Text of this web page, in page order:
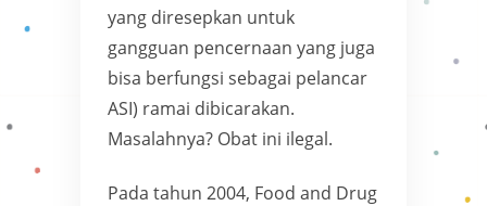
yang diresepkan untuk
gangguan pencernaan yang juga
bisa berfungsi sebagai pelancar
ASI) ramai dibicarakan.
Masalahnya? Obat ini ilegal.
Pada tahun 2004, Food and Drug